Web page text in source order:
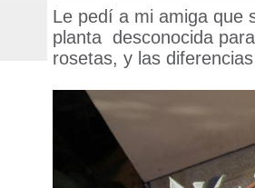
Le pedí a mi amiga que
planta desconocida
rosetas, y las